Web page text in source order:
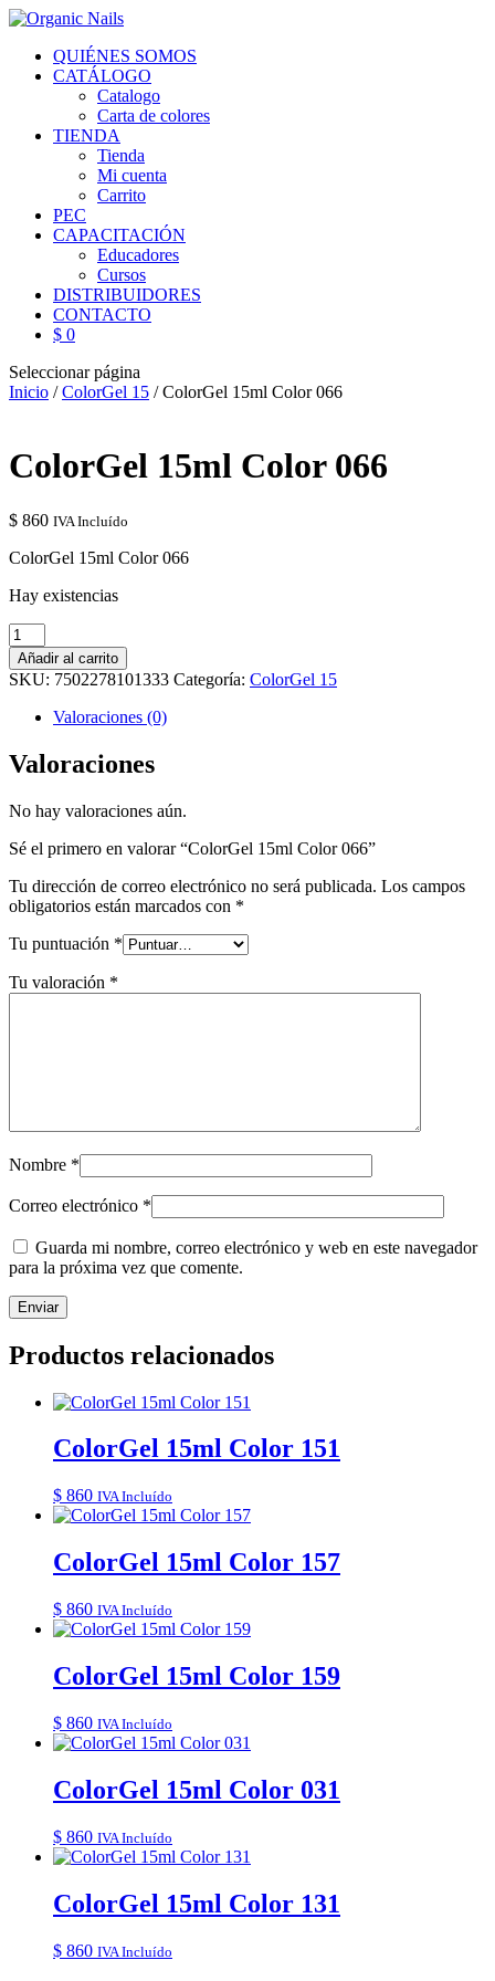
QUIÉNES SOMOS
CATÁLOGO
Catalogo
Carta de colores
TIENDA
Tienda
Mi cuenta
Carrito
PEC
CAPACITACIÓN
Educadores
Cursos
DISTRIBUIDORES
CONTACTO
$ 0
Seleccionar página
Inicio /ColorGel 15 / ColorGel 15ml Color 066
ColorGel 15ml Color 066
$ 860 IVA Incluído
ColorGel 15ml Color 066
Hay existencias
ColorGel
15ml
Color
066
cantidad
Añadir al carrito
SKU: 7502278101333 Categoría: ColorGel 15
Valoraciones (0)
Valoraciones
No hay valoraciones aún.
Sé el primero en valorar “ColorGel 15ml Color 066”
Tu dirección de correo electrónico no será publicada. Los campos
obligatorios están marcados con *
Tu puntuación *
Tu valoración *
Nombre *
Correo electrónico *
Guarda mi nombre, correo electrónico y web en este navegador
para la próxima vez que comente.
Productos relacionados
ColorGel 15ml Color 151
$ 860 IVA Incluído
ColorGel 15ml Color 157
$ 860 IVA Incluído
ColorGel 15ml Color 159
$ 860 IVA Incluído
ColorGel 15ml Color 031
$ 860 IVA Incluído
ColorGel 15ml Color 131
$ 860 IVA Incluído